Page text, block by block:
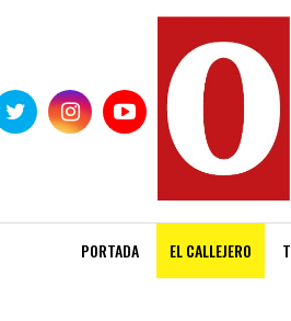
PORTADA EL CALLEJERO